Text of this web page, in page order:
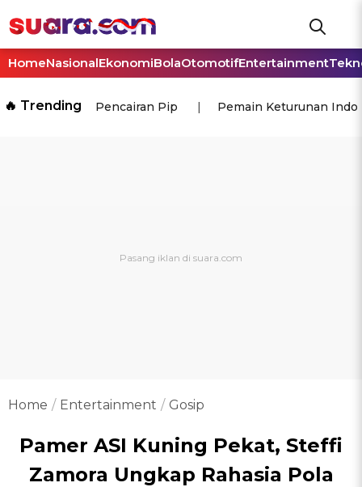
HomeNasionalEkonomiBolaOtomotifEntertainment
🔥 Trending Pencairan Pip Pemain Keturunan
Home Entertainment Gosip
Pamer ASI Kuning Pekat, Steffi
Zamora Ungkap Rahasia Pola